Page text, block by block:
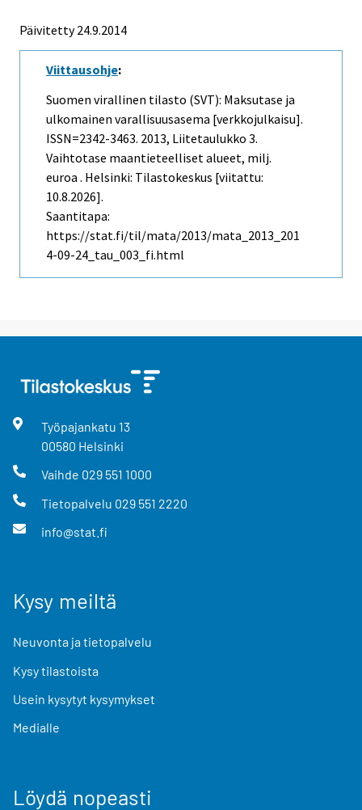
Päivitetty 24.9.2014
Viittausohje:
Suomen virallinen tilasto (SVT): Maksutase ja
ulkomainen varallisuusasema [verkkojulkaisu].
ISSN=2342-3463. 2013, Liitetaulukko 3.
Vaihtotase maantieteelliset alueet, milj.
euroa . Helsinki: Tilastokeskus [viitattu:
10.8.2026].
Saantitapa:
https://stat.fi/til/mata/2013/mata_2013_201
4-09-24_tau_003_fi.html
Työpajankatu 13
00580 Helsinki
Vaihde 029 551 1000
Tietopalvelu 029 551 2220
info@stat.fi
Kysy meiltä
Neuvonta ja tietopalvelu
Kysy tilastoista
Usein kysytyt kysymykset
Medialle
Löydä nopeasti